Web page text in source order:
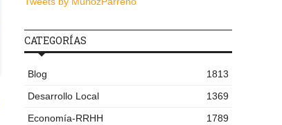
CATEGORÍAS
Blog
1813
Desarrollo Local
1369
Economía-RRHH
1789